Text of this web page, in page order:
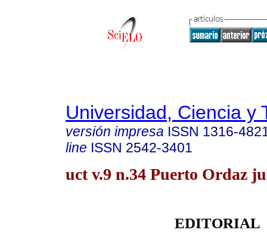
Universidad, Ciencia y
versión impresa ISSN 1316-
line ISSN 2542-3401
uct v.9 n.34 Puerto Ordaz
EDITORIAL